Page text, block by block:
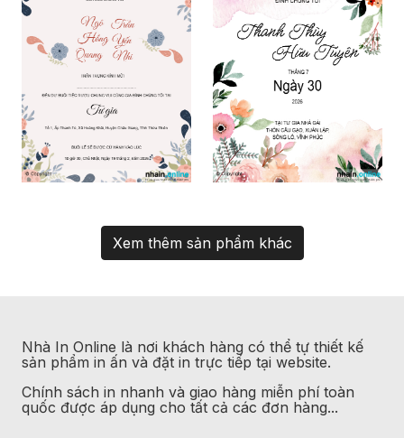
Xem thêm sản phẩm khác
Nhà In Online là nơi khách hàng có thể tự thiết kế
sản phẩm in ấn và đặt in trực tiếp tại website.
Chính sách in nhanh và giao hàng miễn phí toàn
quốc được áp dụng cho tất cả các đơn hàng...